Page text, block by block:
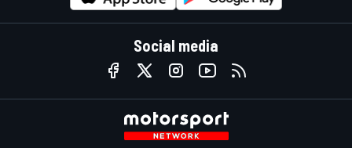
Social media